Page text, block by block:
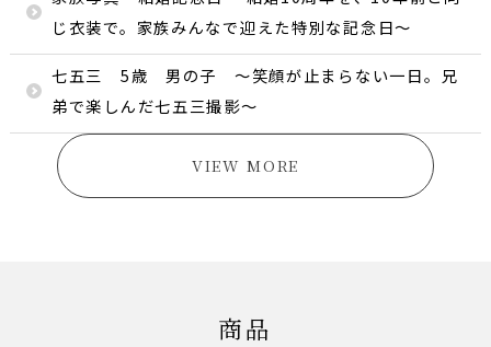
じ衣装で。家族みんなで迎えた特別な記念日〜
七五三 5歳 男の子 ～笑顔が止まらない一日。兄
弟で楽しんだ七五三撮影～
VIEW MORE
商品